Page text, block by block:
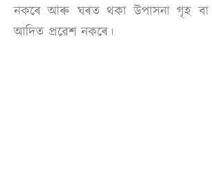
নকৰে আৰু ঘৰত থকা উপাসনা গৃহ বা
আদিত প্ৰৱেশ নকৰে।